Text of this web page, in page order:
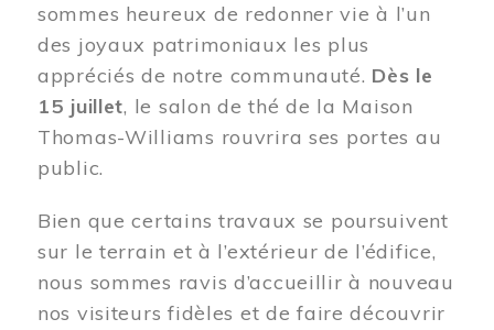
sommes heureux de redonner vie à l’un
des joyaux patrimoniaux les plus
appréciés de notre communauté. Dès le
15 juillet, le salon de thé de la Maison
Thomas-Williams rouvrira ses portes au
public.
Bien que certains travaux se poursuivent
sur le terrain et à l’extérieur de l’édifice,
nous sommes ravis d’accueillir à nouveau
nos visiteurs fidèles et de faire découvrir